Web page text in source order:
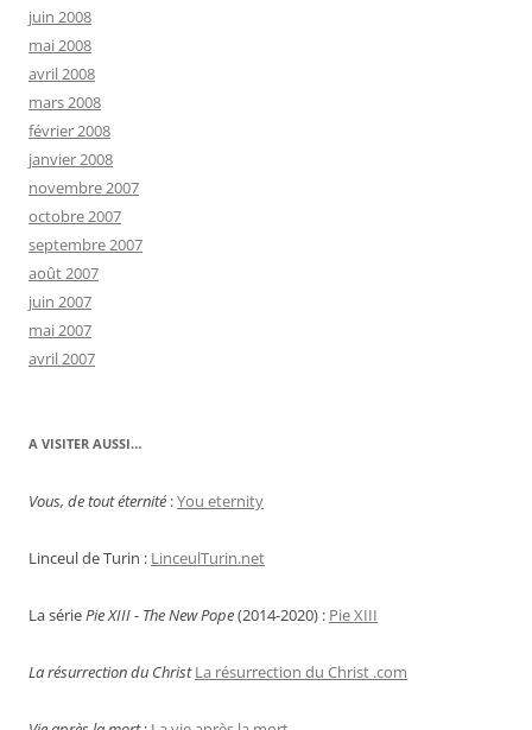
juin 2008
mai 2008
avril 2008
mars 2008
février 2008
janvier 2008
novembre 2007
octobre 2007
septembre 2007
août 2007
juin 2007
mai 2007
avril 2007
A VISITER AUSSI…
Vous, de tout éternité :You eternity
Linceul de Turin : LinceulTurin.net
La sériePie XIII - The New Pope(2014-2020) : Pie XIII
La résurrection du Christ La résurrection du Christ .com